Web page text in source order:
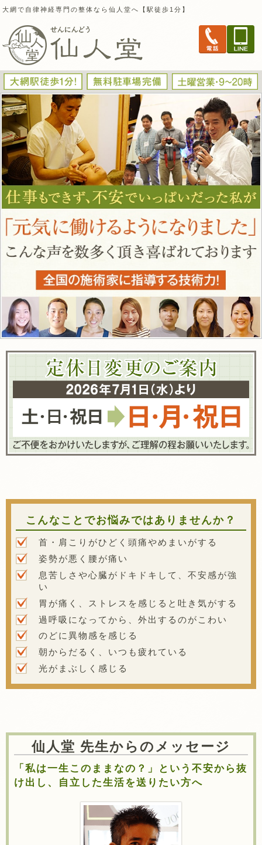
大網で自律神経専門の整体なら仙人堂へ【駅徒歩1分】
こんなことでお悩みではありませんか？
首・肩こりがひどく頭痛やめまいがする
姿勢が悪く腰が痛い
息苦しさや心臓がドキドキして、不安感が強
い
胃が痛く、ストレスを感じると吐き気がする
過呼吸になってから、外出するのがこわい
のどに異物感を感じる
朝からだるく、いつも疲れている
光がまぶしく感じる
仙人堂 先生からのメッセージ
「私は一生このままなの？」という不安から抜
け出し、自立した生活を送りたい方へ